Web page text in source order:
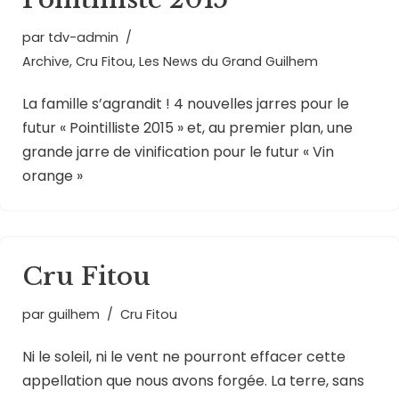
par tdv-admin
Archive, Cru Fitou, Les News du Grand Guilhem
La famille s’agrandit ! 4 nouvelles jarres pour le
futur « Pointilliste 2015 » et, au premier plan, une
grande jarre de vinification pour le futur « Vin
orange »
Cru Fitou
par guilhem Cru Fitou
Ni le soleil, ni le vent ne pourront effacer cette
appellation que nous avons forgée. La terre, sans